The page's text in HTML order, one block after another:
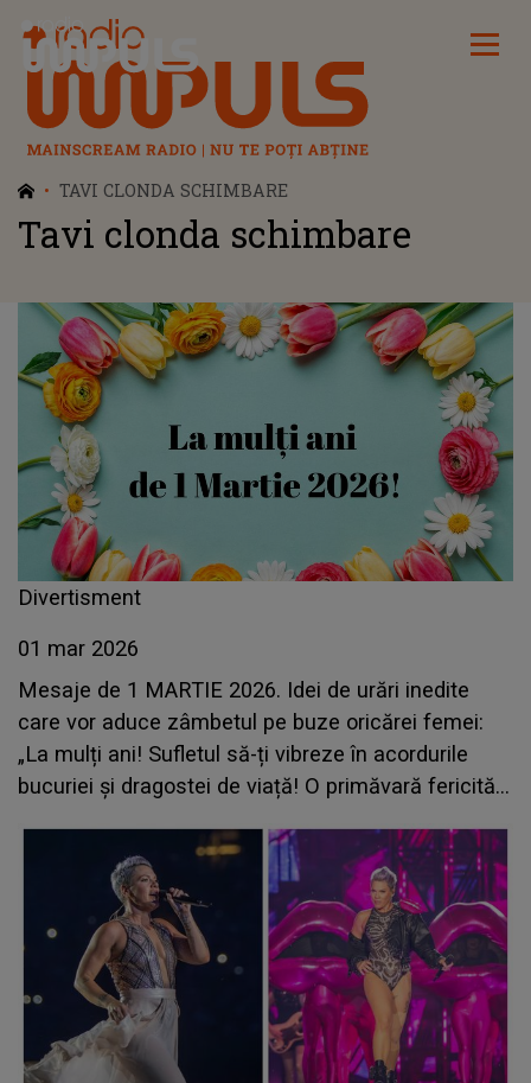
Radio Impuls
TAVI CLONDA SCHIMBARE
Tavi clonda schimbare
Divertisment
01 mar 2026
Mesaje de 1 MARTIE 2026. Idei de urări inedite
care vor aduce zâmbetul pe buze oricărei femei:
„La mulți ani! Sufletul să-ți vibreze în acordurile
bucuriei și dragostei de viață! O primăvară fericită